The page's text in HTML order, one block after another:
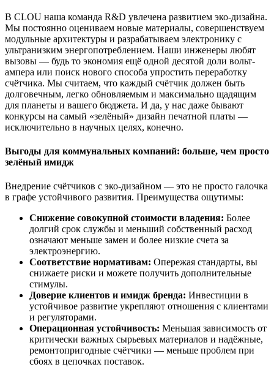
В CLOU наша команда R&D увлечена развитием эко-дизайна.
Мы постоянно оцениваем новые материалы, совершенствуем
модульные архитектуры и разрабатываем электронику с
ультранизким энергопотреблением. Наши инженеры любят
вызовы — будь то экономия ещё одной десятой доли вольт-
ампера или поиск нового способа упростить переработку
счётчика. Мы считаем, что каждый счётчик должен быть
долговечным, легко обновляемым и максимально щадящим
для планеты и вашего бюджета. И да, у нас даже бывают
конкурсы на самый «зелёный» дизайн печатной платы —
исключительно в научных целях, конечно.
Выгоды для коммунальных компаний: больше, чем просто
зелёный имидж
Внедрение счётчиков с эко-дизайном — это не просто галочка
в графе устойчивого развития. Преимущества ощутимы:
Снижение совокупной стоимости владения: Более
долгий срок службы и меньший собственный расход
означают меньше замен и более низкие счета за
электроэнергию.
Соответствие нормативам: Опережая стандарты, вы
снижаете риски и можете получить дополнительные
стимулы.
Доверие клиентов и имидж бренда: Инвестиции в
устойчивое развитие укрепляют отношения с клиентами
и регуляторами.
Операционная устойчивость: Меньшая зависимость от
критически важных сырьевых материалов и надёжные,
ремонтопригодные счётчики — меньше проблем при
сбоях в цепочках поставок.